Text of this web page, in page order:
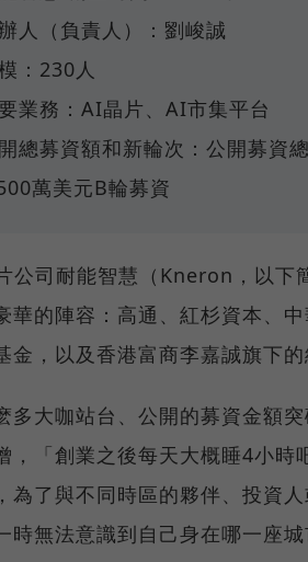
人（負責人）：劉峻誠
：230人
業務：AI晶片、AI市集平台
總募資額和新輪次：公開募資
萬美元B輪募資
公司耐能智慧（Kneron，以下
華的陣容：高通、紅杉資本、
金，以及香港富商李嘉誠旗下的
多大咖站台、公開的募資金額
，「創業之後每天大概睡4小時
為了與不同時區的夥伴、投資
時無法意識到自己身在哪一座城